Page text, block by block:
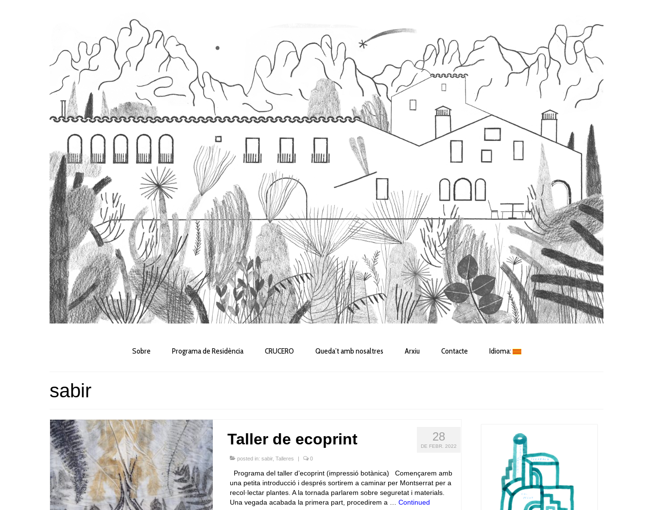
Sobre Programa de Residència CRUCERO Queda’t amb nosaltres Arxiu Contacte Idioma:
sabir
28
DE FEBR. 2022
Taller de ecoprint
posted in: sabir, Talleres 0
Programa del taller d’ecoprint (impressió botànica) Començarem amb
una petita introducció i després sortirem a caminar per Montserrat per a
recol·lectar plantes. A la tornada parlarem sobre seguretat i materials.
Una vegada acabada la primera part, procedirem a … Continued